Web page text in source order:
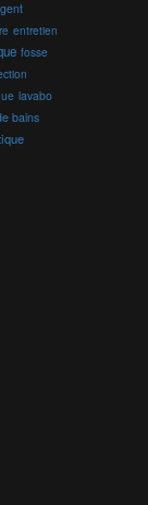
entretien
fosse
lavabo
bains